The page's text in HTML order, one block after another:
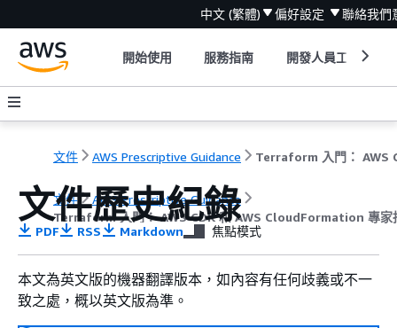
中文 (繁體) 偏好設定 聯絡我們
開始使用 服務指南 開發人員工具
文件 AWS Prescriptive Guidance
文件
AWS Prescriptive Guidance
Terraform 入門： AWS CDK 和 AWS CloudFormation 專家
文件歷史紀錄
PDF RSS Markdown 焦點模式
本文為英文版的機器翻譯版本，如內容有任何歧義或不一
致之處，概以英文版為準。